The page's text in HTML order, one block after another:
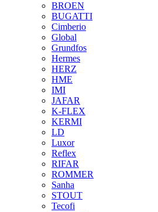
BROEN
BUGATTI
Cimberio
Global
Grundfos
Hermes
HERZ
HME
IMI
JAFAR
K-FLEX
KERMI
LD
Luxor
Reflex
RIFAR
ROMMER
Sanha
STOUT
Tecofi